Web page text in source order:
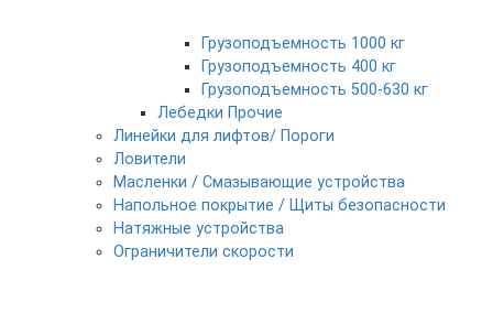
Грузоподъемность 1000 кг
Грузоподъемность 400 кг
Грузоподъемность 500-630 кг
Лебедки Прочие
Линейки для лифтов/ Пороги
Ловители
Масленки / Смазывающие устройства
Напольное покрытие / Щиты безопасности
Натяжные устройства
Ограничители скорости